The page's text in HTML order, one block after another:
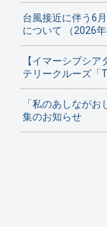
台風接近に伴う6
について （2026
【イマーシブシ
テリークルーズ「
「私のあしなが
集のお知らせ